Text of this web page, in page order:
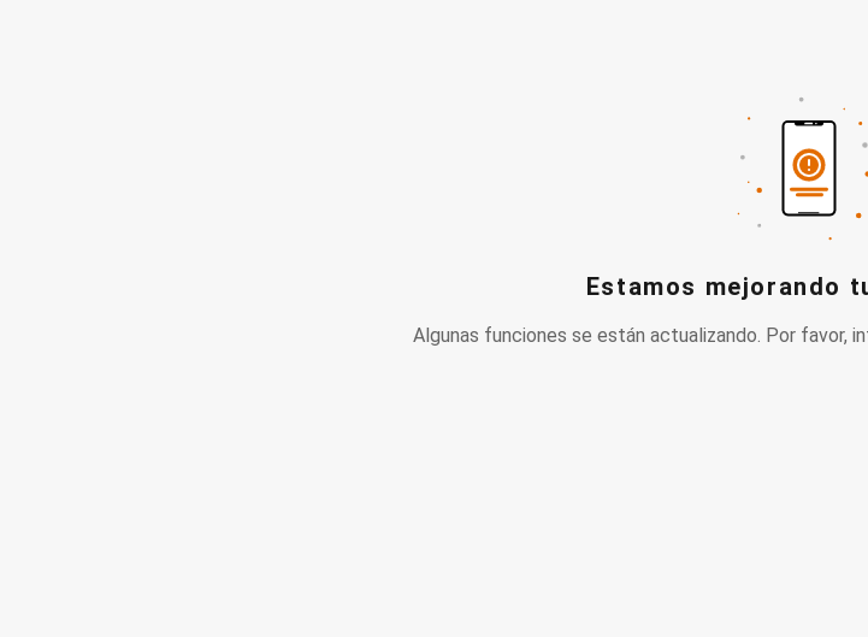
Estamos mejorando
Algunas funciones se están actualizando. Por favor,